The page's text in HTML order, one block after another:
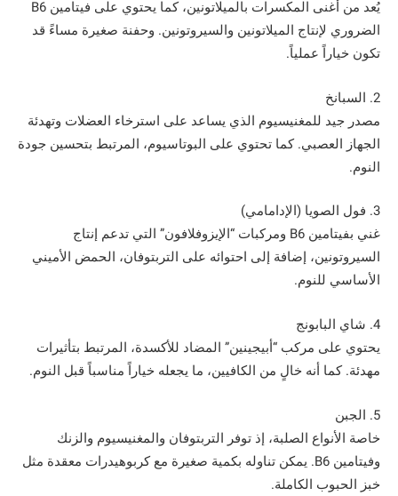
يُعد من أغنى المكسرات بالميلاتونين، كما يحتوي على فيتامين B6
الضروري لإنتاج الميلاتونين والسيروتونين. وحفنة صغيرة مساءً قد
تكون خياراً عملياً.
2. السبانخ
مصدر جيد للمغنيسيوم الذي يساعد على استرخاء العضلات وتهدئة
الجهاز العصبي. كما تحتوي على البوتاسيوم، المرتبط بتحسين جودة
النوم.
3. فول الصويا (الإدامامي)
غني بفيتامين B6 ومركبات “الإيزوفلافون” التي تدعم إنتاج
السيروتونين، إضافة إلى احتوائه على التربتوفان، الحمض الأميني
الأساسي للنوم.
4. شاي البابونج
يحتوي على مركب “أبيجينين” المضاد للأكسدة، المرتبط بتأثيرات
مهدئة. كما أنه خالٍ من الكافيين، ما يجعله خياراً مناسباً قبل النوم.
5. الجبن
خاصة الأنواع الصلبة، إذ توفر التربتوفان والمغنيسيوم والزنك
وفيتامين B6. يمكن تناوله بكمية صغيرة مع كربوهيدرات معقدة مثل
خبز الحبوب الكاملة.